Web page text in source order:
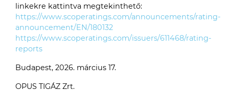
linkekre kattintva megtekinthető:
https://www.scoperatings.com/announcements/rating-
announcement/EN/180132
https://www.scoperatings.com/issuers/611468/rating-
reports
Budapest, 2026. március 17.
OPUS TIGÁZ Zrt.